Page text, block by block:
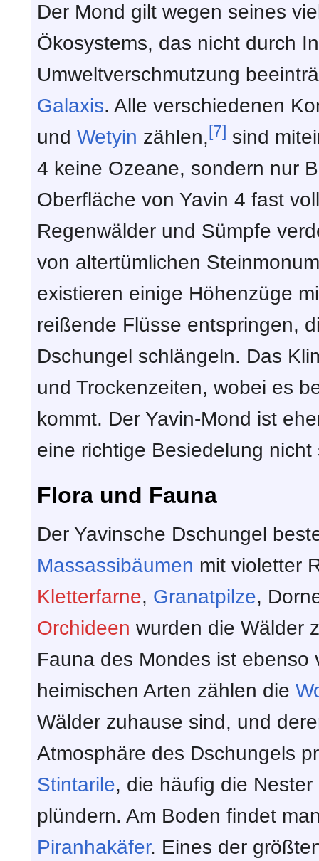
Der Mond gilt wegen seines
Ökosystems, das nicht durch
Umweltverschmutzung
Galaxis. Alle verschiedenen
und Wetyin zählen,[7] sind
4 keine Ozeane, sondern nur
Oberfläche von Yavin 4 fast
Regenwälder und Sümpfe
von altertümlichen
existieren einige Höhenzüge
reißende Flüsse entspringen,
Dschungel schlängeln. Das
und Trockenzeiten, wobei es
kommt. Der Yavin-Mond ist
eine richtige Besiedelung nicht
Flora und Fauna
Der Yavinsche Dschungel
Massassibäumen mit violetter
Kletterfarne, Granatpilze,
Orchideen wurden die Wälder
Fauna des Mondes ist
heimischen Arten zählen die
Wälder zuhause sind, und
Atmosphäre des Dschungels
Stintarile, die häufig die
plündern. Am Boden findet
Piranhakäfer. Eines der